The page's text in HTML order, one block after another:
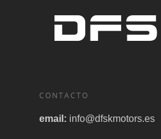
CONTACTO
email: info@dfskmotors.es